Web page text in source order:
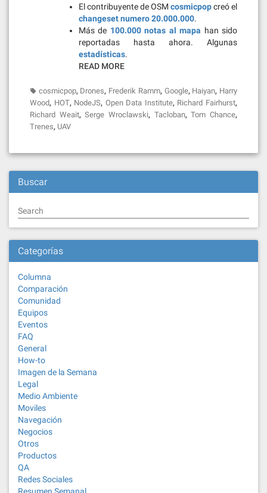
El contribuyente de OSM cosmicpopcreó el
changeset numero 20.000.000.
Más de 100.000 notas al mapa han sido
reportadas hasta ahora. Algunas
estadísticas.
READ MORE
cosmicpop, Drones, Frederik Ramm, Google, Haiyan, Harry
Wood, HOT, NodeJS, Open Data Institute, Richard Fairhurst,
Richard Weait,Serge Wroclawski, Tacloban,Tom Chance,
Trenes, UAV
Buscar
Search
Categorías
Columna
Comparación
Comunidad
Equipos
Eventos
FAQ
General
How-to
Imagen de la Semana
Legal
Medio Ambiente
Moviles
Navegación
Negocios
Otros
Productos
QA
Redes Sociales